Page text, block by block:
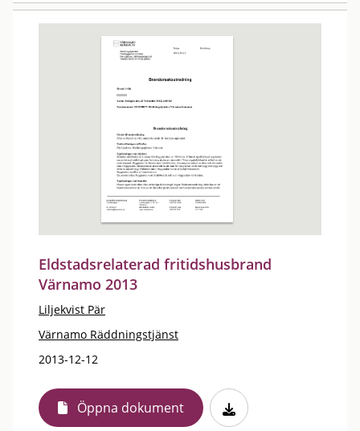
Eldstadsrelaterad fritidshusbrand
Värnamo 2013
Liljekvist Pär
Värnamo Räddningstjänst
2013-12-12
Öppna dokument